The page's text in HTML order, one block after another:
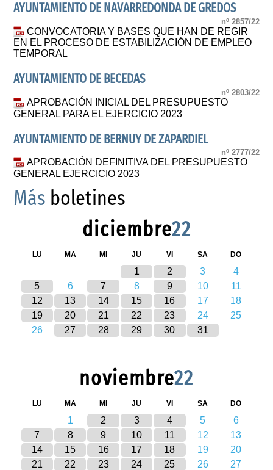
AYUNTAMIENTO DE NAVARREDONDA DE GREDOS
nº 2857/22
CONVOCATORIA Y BASES QUE HAN DE REGIR
EN EL PROCESO DE ESTABILIZACIÓN DE EMPLEO
TEMPORAL
AYUNTAMIENTO DE BECEDAS
nº 2803/22
APROBACIÓN INICIAL DEL PRESUPUESTO
GENERAL PARA EL EJERCICIO 2023
AYUNTAMIENTO DE BERNUY DE ZAPARDIEL
nº 2777/22
APROBACIÓN DEFINITIVA DEL PRESUPUESTO
GENERAL EJERCICIO 2023
Más boletines
diciembre22
LU MA MI JU VI SA DO
1 2 3
4
5
6 7 8 9 10
11
12
13 14 15 16 17
18
19
20 21 22 23 24
25
26
27 28 29 30 31
noviembre22
LU MA MI JU VI SA DO
1 2 3 4 5
6
7
8 9 10 11 12
13
14
15 16 17 18 19
20
21
22 23 24 25 26
27